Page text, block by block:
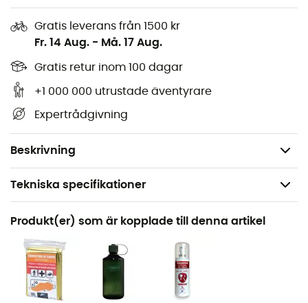
Gratis leverans från 1500 kr
Fr. 14 Aug. - Må. 17 Aug.
Gratis retur inom 100 dagar
+1 000 000 utrustade äventyrare
Expertrådgivning
Beskrivning
allierade för att hålla dina värdefulla saker torra!
Egenskaper
Viks ihop för att stängas helt vattentätt,
Volym: 6 L.
Tekniska specifikationer
Rekommenderad för
Vandring / Vandring / Resa
Produktnamn
Carry Dry Bag 70D
Produkt(er) som är kopplade till denna artikel